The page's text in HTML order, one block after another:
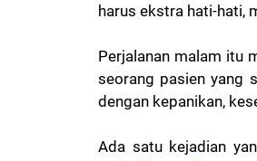
harus ekstra hati-hati,
Perjalanan malam itu
seorang pasien yang
dengan kepanikan,
Ada satu kejadian